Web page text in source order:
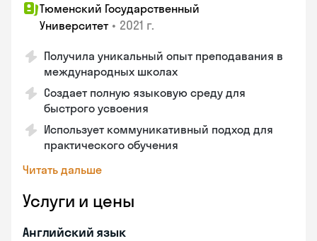
Тюменский Государственный
Университет • 2021 г.
Получила уникальный опыт преподавания в
международных школах
Создает полную языковую среду для
быстрого усвоения
Использует коммуникативный подход для
практического обучения
Читать дальше
Услуги и цены
Английский язык